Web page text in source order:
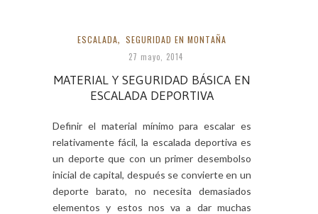
ESCALADA, SEGURIDAD EN MONTAÑA
27 mayo, 2014
MATERIAL Y SEGURIDAD BÁSICA EN
ESCALADA DEPORTIVA
Definir el material mínimo para escalar es
relativamente fácil, la escalada deportiva es
un deporte que con un primer desembolso
inicial de capital, después se convierte en un
deporte barato, no necesita demasiados
elementos y estos nos va a dar muchas